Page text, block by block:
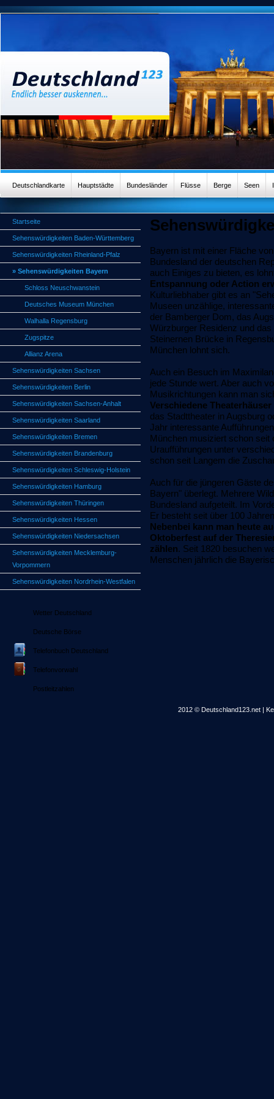
Deutschlandkarte Hauptstädte Bundesländer Flüsse Berge Seen
Startseite
Sehenswürdigkeiten Baden-Württemberg
Sehenswürdigkeiten Rheinland-Pfalz
» Sehenswürdigkeiten Bayern
Schloss Neuschwanstein
Deutsches Museum München
Walhalla Regensburg
Zugspitze
Allianz Arena
Sehenswürdigkeiten Sachsen
Sehenswürdigkeiten Berlin
Sehenswürdigkeiten Sachsen-Anhalt
Sehenswürdigkeiten Saarland
Sehenswürdigkeiten Bremen
Sehenswürdigkeiten Brandenburg
Sehenswürdigkeiten Schleswig-Holstein
Sehenswürdigkeiten Hamburg
Sehenswürdigkeiten Thüringen
Sehenswürdigkeiten Hessen
Sehenswürdigkeiten Niedersachsen
Sehenswürdigkeiten Mecklemburg-
Vorpommern
Sehenswürdigkeiten Nordrhein-Westfalen
Wetter Deutschland
Deutsche Börse
Telefonbuch Deutschland
Telefonvorwahl
Postleitzahlen
Bayern ist mit einer Fläche
Bundesland der deutschen
auch Einiges zu bieten, es
Entspannung oder Action
Kulturliebhaber gibt es an
Museen unzählige,
der Bamberger Dom, das
Würzburger Residenz und
Steinernen Brücke in
München lohnt sich.
Auch ein Besuch im
jede Stunde wert. Aber auch
Musikrichtungen kann man
Verschiedene
das Stadttheater in Augsburg
Jahr interessante
München musiziert schon seit
Uraufführungen unter
schon seit Langem die
Auch für die jüngeren Gäste
Bayern" überlegt. Mehrere
Bundesland aufgeteilt. Im
Er besteht seit über 100
Nebenbei kann man heute
Oktoberfest auf der
zählen. Seit 1820 besuchen
Menschen jährlich die
2012 © Deutschland123.net |